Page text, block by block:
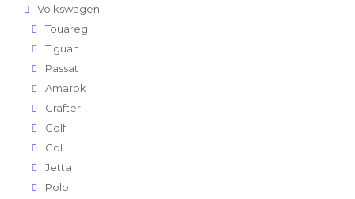
Volkswagen
Touareg
Tiguan
Passat
Amarok
Crafter
Golf
Gol
Jetta
Polo